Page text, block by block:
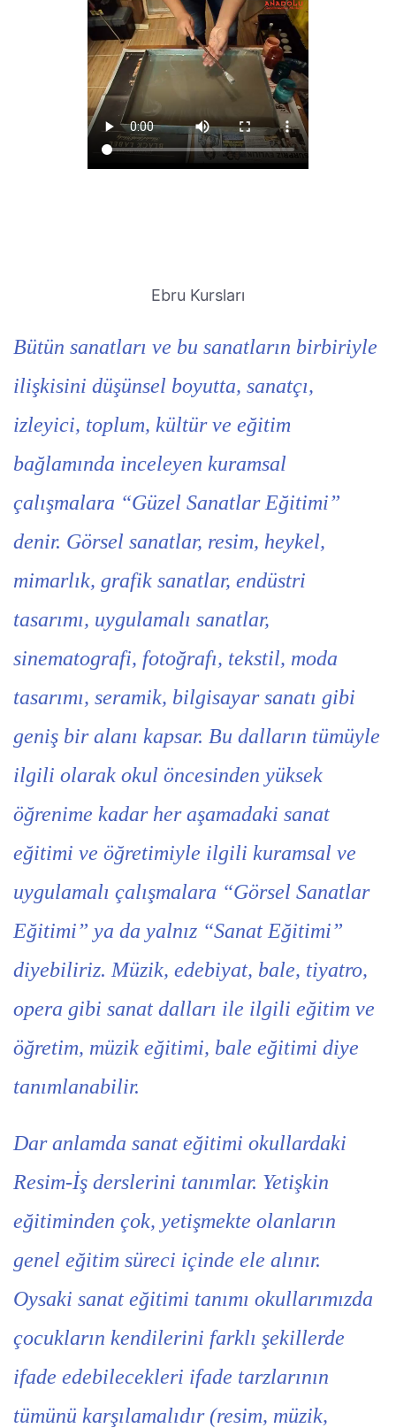
Ebru Kursları
Bütün sanatları ve bu sanatların birbiriyle
ilişkisini düşünsel boyutta, sanatçı,
izleyici, toplum, kültür ve eğitim
bağlamında inceleyen kuramsal
çalışmalara “Güzel Sanatlar Eğitimi”
denir. Görsel sanatlar, resim, heykel,
mimarlık, grafik sanatlar, endüstri
tasarımı, uygulamalı sanatlar,
sinematografi, fotoğrafı, tekstil, moda
tasarımı, seramik, bilgisayar sanatı gibi
geniş bir alanı kapsar. Bu dalların tümüyle
ilgili olarak okul öncesinden yüksek
öğrenime kadar her aşamadaki sanat
eğitimi ve öğretimiyle ilgili kuramsal ve
uygulamalı çalışmalara “Görsel Sanatlar
Eğitimi” ya da yalnız “Sanat Eğitimi”
diyebiliriz. Müzik, edebiyat, bale, tiyatro,
opera gibi sanat dalları ile ilgili eğitim ve
öğretim, müzik eğitimi, bale eğitimi diye
tanımlanabilir.
Dar anlamda sanat eğitimi okullardaki
Resim-İş derslerini tanımlar. Yetişkin
eğitiminden çok, yetişmekte olanların
genel eğitim süreci içinde ele alınır.
Oysaki sanat eğitimi tanımı okullarımızda
çocukların kendilerini farklı şekillerde
ifade edebilecekleri ifade tarzlarının
tümünü karşılamalıdır (resim, müzik,